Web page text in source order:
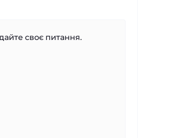
своє питання.